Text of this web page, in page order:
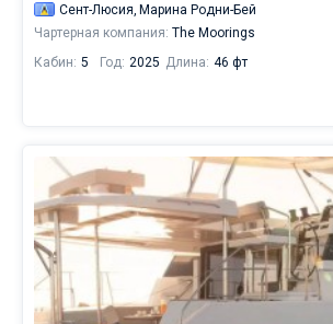
Сент-Люсия, Марина Родни-Бей
Чартерная компания: The Moorings
Кабин: 5 Год: 2025 Длина: 46 фт